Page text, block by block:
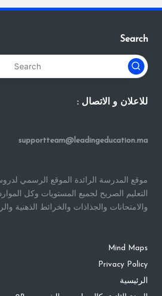
Search
للاعلان و الاتصال :
supportteam@leadingeducation.ma
موقع المدرسة الرائدة الموقع الرسمي
التعليم الصريح لجميع المستويات وكل
والامتحانات والجذاذات والخرائط الذهنية
Mind Maps
Privacy Policy
الرئيسية